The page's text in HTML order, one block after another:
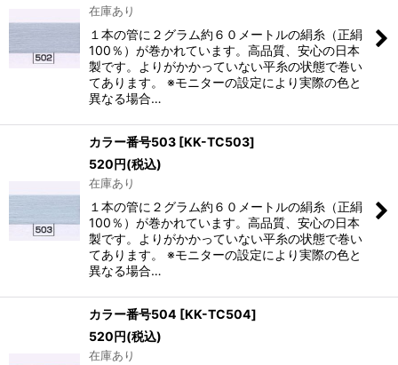
在庫あり
１本の管に２グラム約６０メートルの絹糸（正絹
100％）が巻かれています。高品質、安心の日本
製です。よりがかかっていない平糸の状態で巻い
てあります。 ※モニターの設定により実際の色と
異なる場合…
カラー番号503 [KK-TC503]
520円(税込)
在庫あり
１本の管に２グラム約６０メートルの絹糸（正絹
100％）が巻かれています。高品質、安心の日本
製です。よりがかかっていない平糸の状態で巻い
てあります。 ※モニターの設定により実際の色と
異なる場合…
カラー番号504 [KK-TC504]
520円(税込)
在庫あり